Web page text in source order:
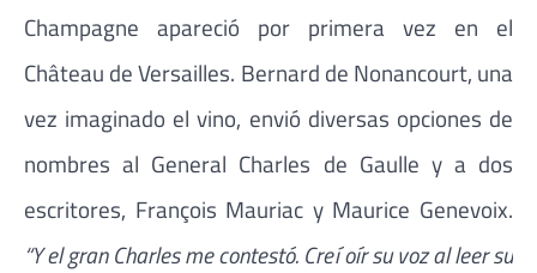
Champagne apareció por primera vez en el
Château de Versailles. Bernard de Nonancourt, una
vez imaginado el vino, envió diversas opciones de
nombres al General Charles de Gaulle y a dos
escritores, François Mauriac y Maurice Genevoix.
“Y el gran Charles me contestó. Creí oír su voz al leer su